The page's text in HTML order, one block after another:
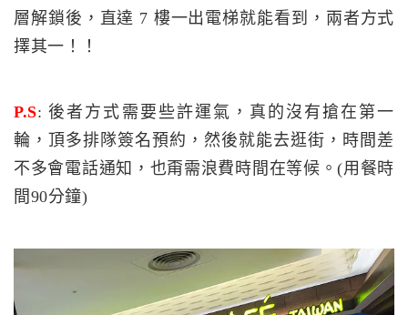
層解鎖後，直達 7 樓一出電梯就能看到，兩者方式
擇其一！！
P.S: 後者方式需要些許運氣，真的沒有搶在第一
輪，頂多排隊簽名預約，然後就能去逛街，時間差
不多會電話通知，也甭需浪費時間在等候。(用餐時
間90分鐘)